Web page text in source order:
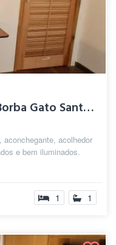
Quarto individual metrô Borba Gato Santo...
acolhedor
e bem iluminados.
1 1